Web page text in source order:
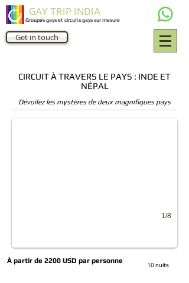
GAY TRIP INDIA
Groupes gays et circuits gays sur mesure
Get in touch
CIRCUIT À TRAVERS LE PAYS : INDE ET
NÉPAL
Dévoilez les mystères de deux magnifiques pays
Taj Mahal Agra
1/8
À partir de 2200 USD par personne
10 nuits